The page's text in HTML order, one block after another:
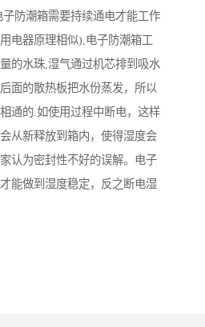
防潮箱需要持续通电才能工作
电器原理相似),电子防潮箱工
的水珠,湿气通过机芯排到吸水
面的散热板把水份蒸发，所以
通的.如使用过程中断电，这样
从新释放到箱内，使得湿度会
认为密封性不好的误解。电子
能做到湿度稳定，反之断电湿